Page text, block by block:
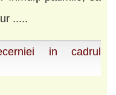
.....
in cadrul